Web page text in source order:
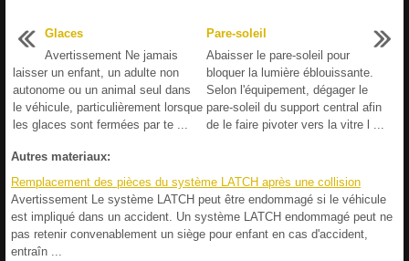
Glaces
Avertissement Ne jamais
laisser un enfant, un adulte non
autonome ou un animal seul dans
le véhicule, particulièrement lorsque
les glaces sont fermées par te ...
Pare-soleil
Abaisser le pare-soleil pour
bloquer la lumière éblouissante.
Selon l'équipement, dégager le
pare-soleil du support central afin
de le faire pivoter vers la vitre l ...
Autres materiaux:
Remplacement des pièces du système LATCH après une collision
Avertissement Le système LATCH peut être endommagé si le véhicule
est impliqué dans un accident. Un système LATCH endommagé peut ne
pas retenir convenablement un siège pour enfant en cas d'accident,
entraîn ...